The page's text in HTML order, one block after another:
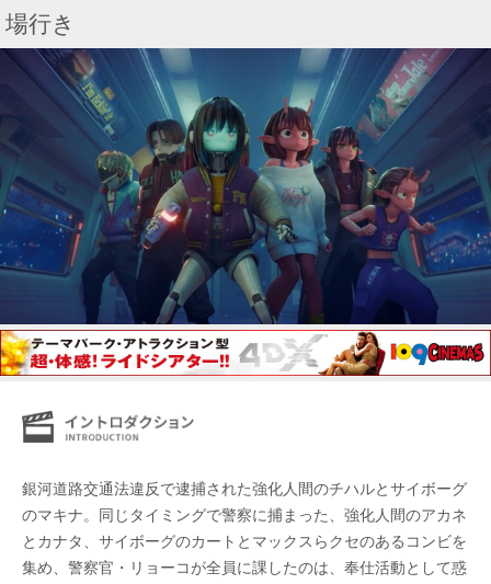
場行き
銀河道路交通法違反で逮捕された強化人間のチハルとサイボーグ
のマキナ。同じタイミングで警察に捕まった、強化人間のアカネ
とカナタ、サイボーグのカートとマックスらクセのあるコンビを
集め、警察官・リョーコが全員に課したのは、奉仕活動として惑